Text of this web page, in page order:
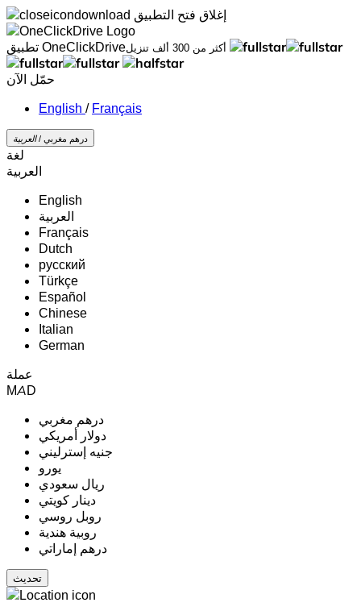
إغلاق فتح التطبيق
تطبيق OneClickDrive
أكثر من 300 ألف تنزيل
حمّل الآن
/ Français
درهم مغربي /‏العربية‏
لغة
‏العربية‏
English
‏العربية‏
Français
Dutch
русский
Türkçe
Español
Chinese
Italian
German
عملة
MAD
درهم مغربي
دولار أمريكي
جنيه إسترليني
يورو
ريال سعودي
دينار كويتي
روبل روسي
روبية هندية
درهم إماراتي